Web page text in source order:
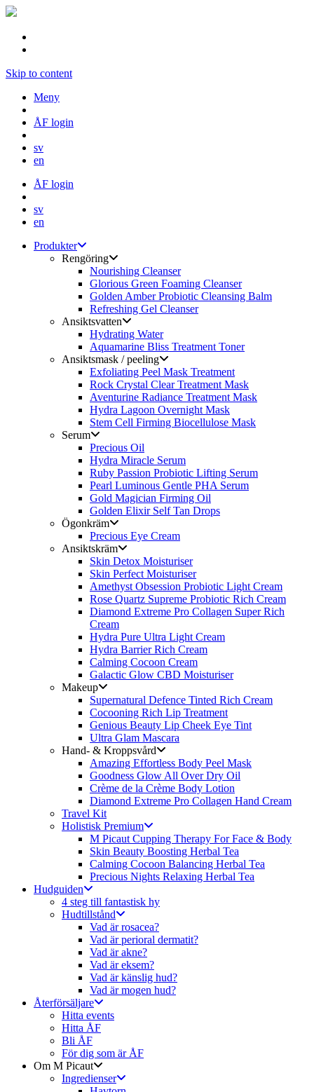
Skip to content
Meny
ÅF login
sv
en
ÅF login
sv
en
Produkter
Rengöring
Nourishing Cleanser
Glorious Green Foaming Cleanser
Golden Amber Probiotic Cleansing Balm
Refreshing Gel Cleanser
Ansiktsvatten
Hydrating Water
Aquamarine Bliss Treatment Toner
Ansiktsmask / peeling
Exfoliating Peel Mask Treatment
Rock Crystal Clear Treatment Mask
Aventurine Radiance Treatment Mask
Hydra Lagoon Overnight Mask
Stem Cell Firming Biocellulose Mask
Serum
Precious Oil
Hydra Miracle Serum
Ruby Passion Probiotic Lifting Serum
Pearl Luminous Gentle PHA Serum
Gold Magician Firming Oil
Golden Elixir Self Tan Drops
Ögonkräm
Precious Eye Cream
Ansiktskräm
Skin Detox Moisturiser
Skin Perfect Moisturiser
Amethyst Obsession Probiotic Light Cream
Rose Quartz Supreme Probiotic Rich Cream
Diamond Extreme Pro Collagen Super Rich
Cream
Hydra Pure Ultra Light Cream
Hydra Barrier Rich Cream
Calming Cocoon Cream
Galactic Glow CBD Moisturiser
Makeup
Supernatural Defence Tinted Rich Cream
Cocooning Rich Lip Treatment
Genious Beauty Lip Cheek Eye Tint
Ultra Glam Mascara
Hand- & Kroppsvård
Amazing Effortless Body Peel Mask
Goodness Glow All Over Dry Oil
Crème de la Crème Body Lotion
Diamond Extreme Pro Collagen Hand Cream
Travel Kit
Holistisk Premium
M Picaut Cupping Therapy For Face & Body
Skin Beauty Boosting Herbal Tea
Calming Cocoon Balancing Herbal Tea
Precious Nights Relaxing Herbal Tea
Hudguiden
4 steg till fantastisk hy
Hudtillstånd
Vad är rosacea?
Vad är perioral dermatit?
Vad är akne?
Vad är eksem?
Vad är känslig hud?
Vad är mogen hud?
Återförsäljare
Hitta events
Hitta ÅF
Bli ÅF
För dig som är ÅF
Om M Picaut
Ingredienser